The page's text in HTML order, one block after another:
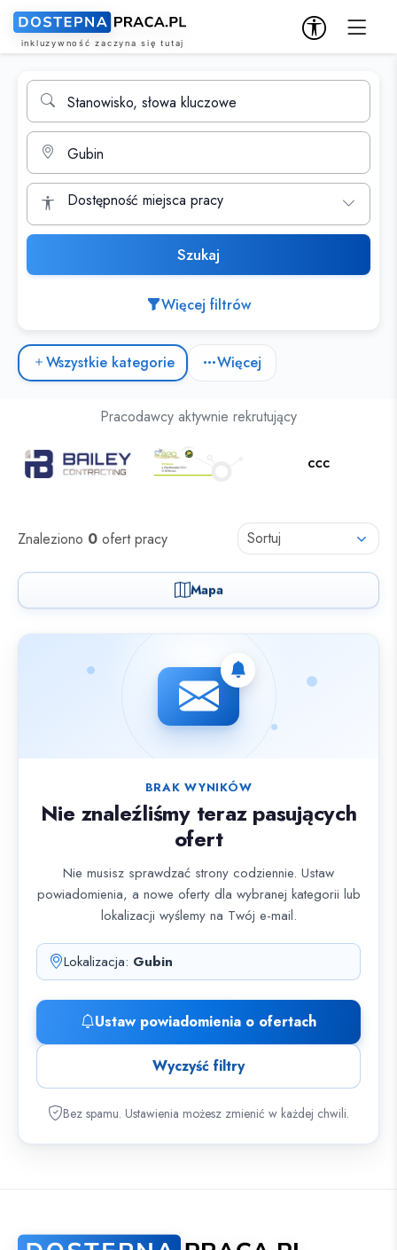
Wyszukiwarka ofert pracy
Stanowisko, słowa kluczowe
Miasto
Dostępność miejsca pracy
Szukaj
Więcej filtrów
Wszystkie kategorie
Więcej
Oferty pracy dla osób z niepełnosprawnościami
Pracodawcy aktywnie rekrutujący
Oferty pracy
Znaleziono 0 ofert pracy Sortuj
Mapa
Nie znaleziono ofert spełniających wybrane kryteria.
BRAK WYNIKÓW
Nie znaleźliśmy teraz pasujących
ofert
Nie musisz sprawdzać strony codziennie. Ustaw
powiadomienia, a nowe oferty dla wybranej kategorii lub
lokalizacji wyślemy na Twój e-mail.
Lokalizacja: Gubin
Ustaw powiadomienia o ofertach
Wyczyść filtry
Bez spamu. Ustawienia możesz zmienić w każdej chwili.